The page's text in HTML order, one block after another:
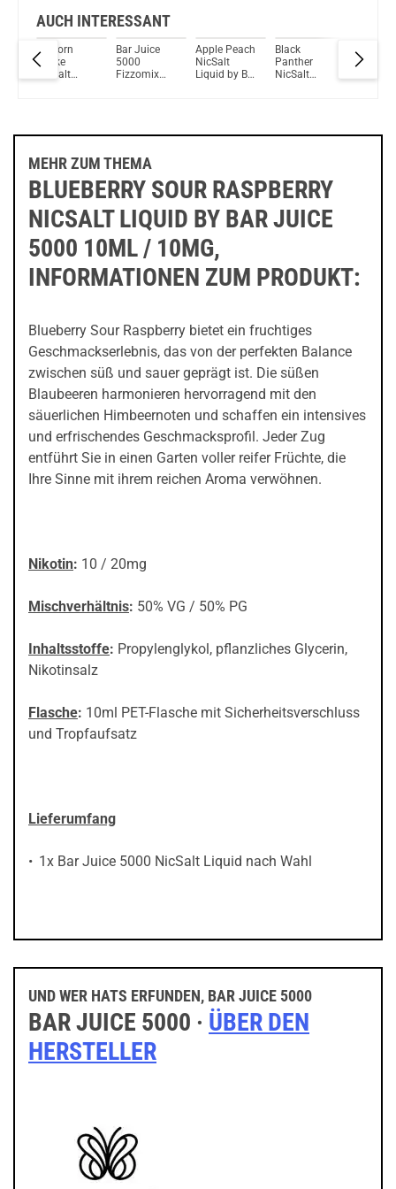
AUCH INTERESSANT
Unicorn
Shake
NicSalt
Bar Juice
5000
Fizzomix
Apple Peach
NicSalt
Liquid by Bar
Black
Panther
NicSalt
Ice
MEHR ZUM THEMA
BLUEBERRY SOUR RASPBERRY
NICSALT LIQUID BY BAR JUICE
5000 10ML / 10MG,
INFORMATIONEN ZUM PRODUKT:
Blueberry Sour Raspberry bietet ein fruchtiges
Geschmackserlebnis, das von der perfekten Balance
zwischen süß und sauer geprägt ist. Die süßen
Blaubeeren harmonieren hervorragend mit den
säuerlichen Himbeernoten und schaffen ein intensives
und erfrischendes Geschmacksprofil. Jeder Zug
entführt Sie in einen Garten voller reifer Früchte, die
Ihre Sinne mit ihrem reichen Aroma verwöhnen.
Nikotin: 10 / 20mg
Mischverhältnis: 50% VG / 50% PG
Inhaltsstoffe: Propylenglykol, pflanzliches Glycerin,
Nikotinsalz
Flasche: 10ml PET-Flasche mit Sicherheitsverschluss
und Tropfaufsatz
Lieferumfang
1x Bar Juice 5000 NicSalt Liquid nach Wahl
UND WER HATS ERFUNDEN, BAR JUICE 5000
BAR JUICE 5000 · ÜBER DEN
HERSTELLER